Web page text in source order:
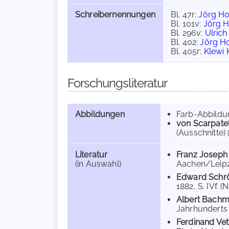
Schreibernennungen Bl. 47r:Jörg
Bl. 101v: Jörg
Bl. 296v:
Bl. 402:Jörg
Bl. 405r: Klewi
Forschungsliteratur
Abbildungen
Farb-
von
(Ausschnitte) [
Literatur
(in Auswahl)
Franz
Aachen/
Edward
1882, S. IVf.
Albert
Jahrhunderts
Ferdinand